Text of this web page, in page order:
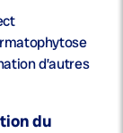
d’autres
du